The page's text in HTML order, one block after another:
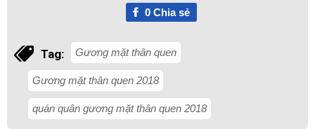
0Chia sẻ
Tag: Gương mặt thân quen
Gương mặt thân quen 2018
quán quân gương mặt thân quen 2018